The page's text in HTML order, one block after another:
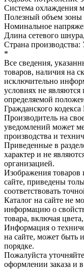
Система охлаждения
Полезный объем зоны
Номинальное
Длина сетевого
Страна производства:
*
Все сведения,
товаров, наличия на
исключительно
условиях не
определяемой
Гражданского
Производитель на
уведомлений может
производства и
Приведенные в
характер и не
организацией.
Изображения товаров
сайте, приведены
соответствовать
Каталог на сайте не
информацию о
товара, включая
Информация о
на сайте, может быть
порядке.
Пожалуйста
оформлении заказа и